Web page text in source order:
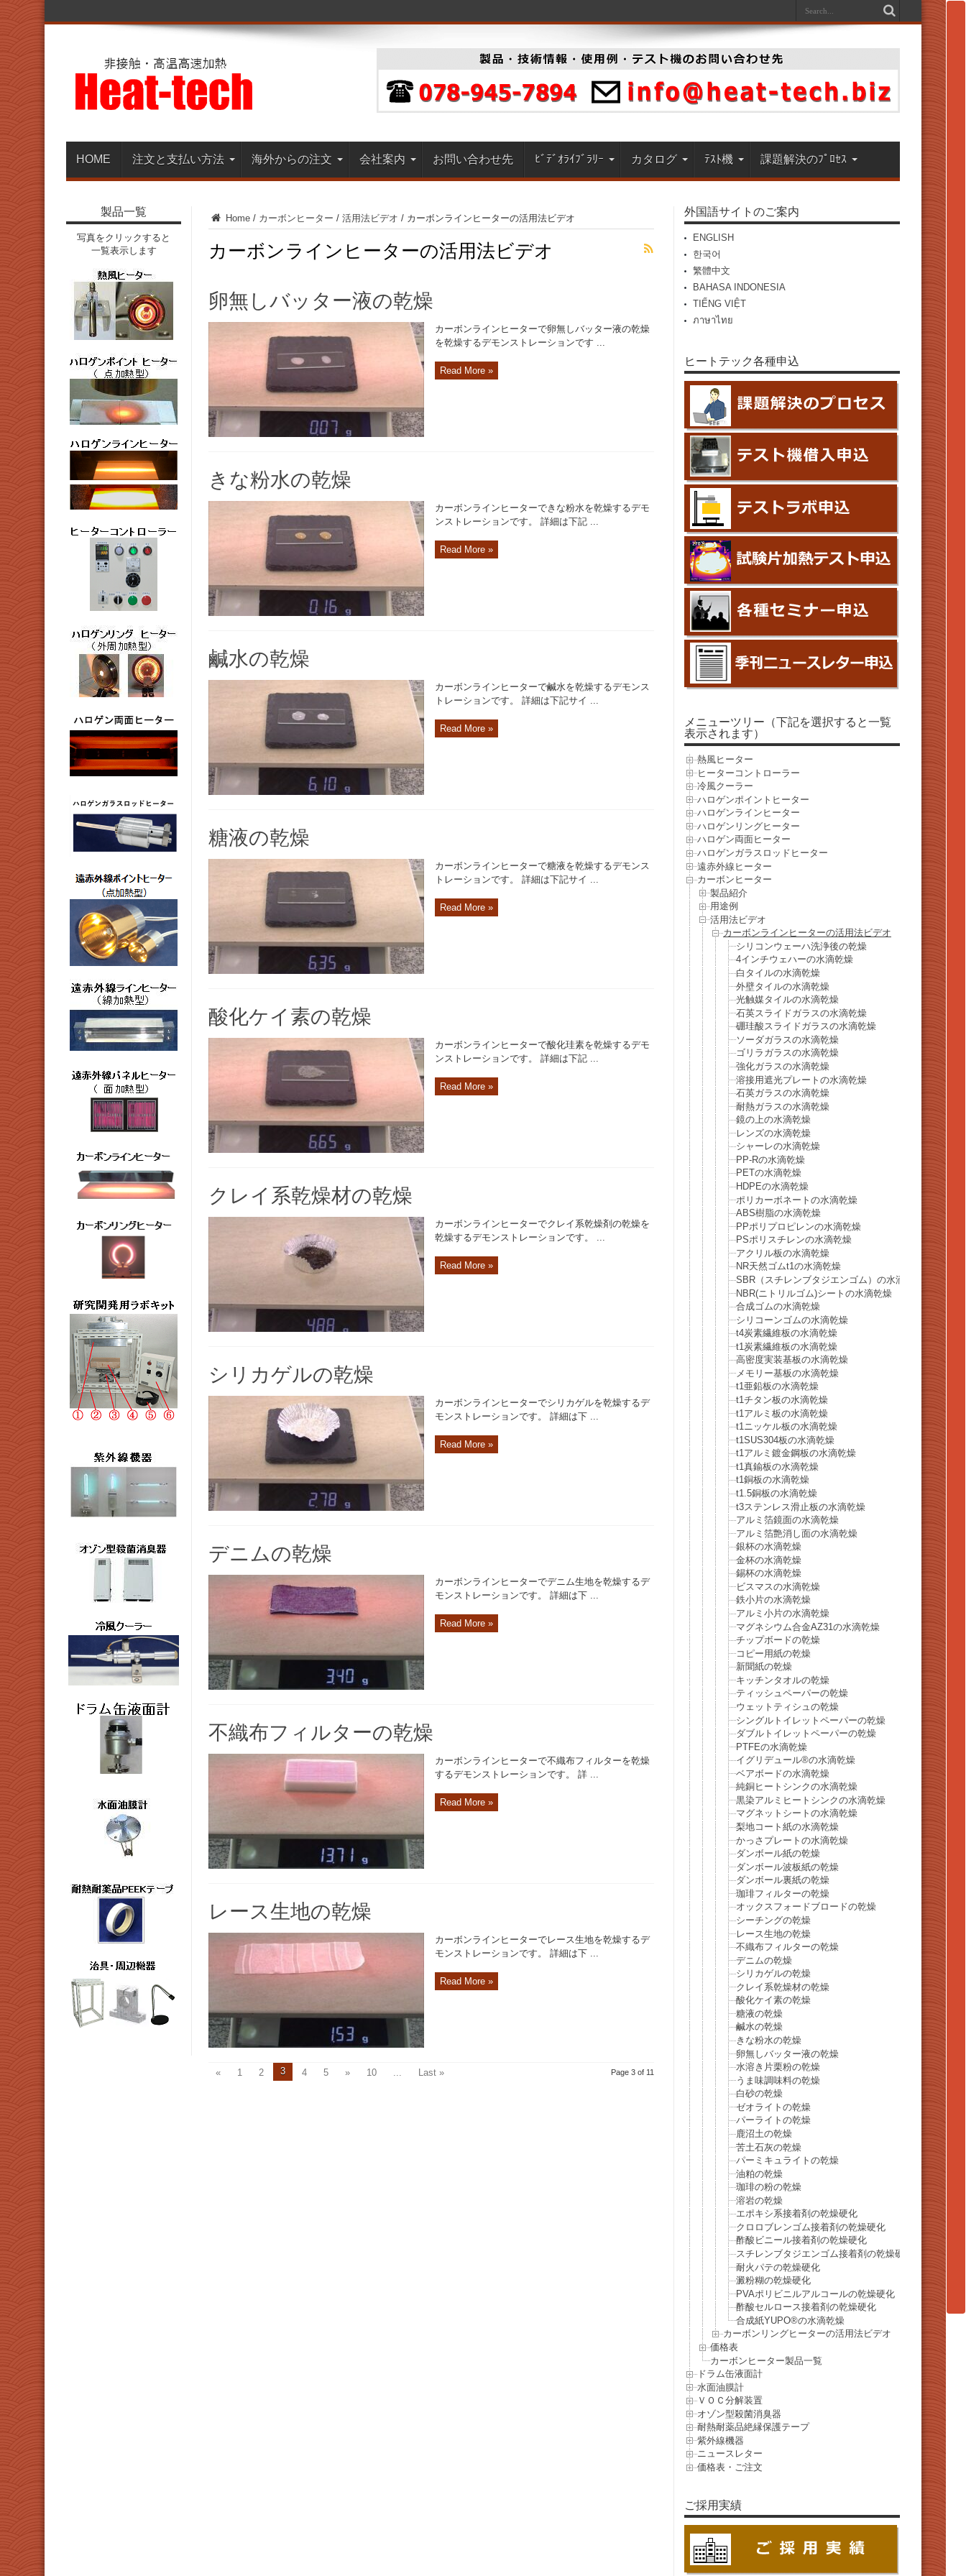
HOME 注文と支払い方法 海外からの注文 会社案内 お問い合わせ先 ﾋﾞﾃﾞｵﾗｲﾌﾞﾗﾘｰ カタログ ﾃｽﾄ機 課題解決のﾌﾟﾛｾｽ
Home / カーボンヒーター / 活用法ビデオ / カーボンラインヒーターの活用法ビデオ
カーボンラインヒーターの活用法ビデオ
卵無しバッター液の乾燥
カーボンラインヒーターで卵無しバッター液の乾燥
を乾燥するデモンストレーションです ...
Read More »
きな粉水の乾燥
カーボンラインヒーターできな粉水を乾燥するデモ
ンストレーションです。 詳細は下記 ...
Read More »
鹹水の乾燥
カーボンラインヒーターで鹹水を乾燥するデモンス
トレーションです。 詳細は下記サイ ...
Read More »
糖液の乾燥
カーボンラインヒーターで糖液を乾燥するデモンス
トレーションです。 詳細は下記サイ ...
Read More »
酸化ケイ素の乾燥
カーボンラインヒーターで酸化珪素を乾燥するデモ
ンストレーションです。 詳細は下記 ...
Read More »
クレイ系乾燥材の乾燥
カーボンラインヒーターでクレイ系乾燥剤の乾燥を
乾燥するデモンストレーションです。 ...
Read More »
シリカゲルの乾燥
カーボンラインヒーターでシリカゲルを乾燥するデ
モンストレーションです。 詳細は下 ...
Read More »
デニムの乾燥
カーボンラインヒーターでデニム生地を乾燥するデ
モンストレーションです。 詳細は下 ...
Read More »
不織布フィルターの乾燥
カーボンラインヒーターで不織布フィルターを乾燥
するデモンストレーションです。 詳 ...
Read More »
レース生地の乾燥
カーボンラインヒーターでレース生地を乾燥するデ
モンストレーションです。 詳細は下 ...
Read More »
Page 3 of 11
« 1 2 3 4 5 » 10 ... Last »
製品一覧
写真をクリックすると
一覧表示します
外国語サイトのご案内
ENGLISH
한국어
繁體中文
BAHASA INDONESIA
TIẾNG VIỆT
ภาษาไทย
ヒートテック各種申込
メニューツリー（下記を選択すると一覧
表示されます）
熱風ヒーター
ヒーターコントローラー
冷風クーラー
ハロゲンポイントヒーター
ハロゲンラインヒーター
ハロゲンリングヒーター
ハロゲン両面ヒーター
ハロゲンガラスロッドヒーター
遠赤外線ヒーター
カーボンヒーター
製品紹介
用途例
活用法ビデオ
カーボンラインヒーターの活用法ビデオ
シリコンウェーハ洗浄後の乾燥
4インチウェハーの水滴乾燥
白タイルの水滴乾燥
外壁タイルの水滴乾燥
光触媒タイルの水滴乾燥
石英スライドガラスの水滴乾燥
硼珪酸スライドガラスの水滴乾燥
ソーダガラスの水滴乾燥
ゴリラガラスの水滴乾燥
強化ガラスの水滴乾燥
溶接用遮光プレートの水滴乾燥
石英ガラスの水滴乾燥
耐熱ガラスの水滴乾燥
鏡の上の水滴乾燥
レンズの水滴乾燥
シャーレの水滴乾燥
PP-Rの水滴乾燥
PETの水滴乾燥
HDPEの水滴乾燥
ポリカーボネートの水滴乾燥
ABS樹脂の水滴乾燥
PPポリプロピレンの水滴乾燥
PSポリスチレンの水滴乾燥
アクリル板の水滴乾燥
NR天然ゴムt1の水滴乾燥
SBR（スチレンブタジエンゴム）の水滴乾燥
NBR(ニトリルゴム)シートの水滴乾燥
合成ゴムの水滴乾燥
シリコーンゴムの水滴乾燥
t4炭素繊維板の水滴乾燥
t1炭素繊維板の水滴乾燥
高密度実装基板の水滴乾燥
メモリー基板の水滴乾燥
t1亜鉛板の水滴乾燥
t1チタン板の水滴乾燥
t1アルミ板の水滴乾燥
t1ニッケル板の水滴乾燥
t1SUS304板の水滴乾燥
t1アルミ鍍金鋼板の水滴乾燥
t1真鍮板の水滴乾燥
t1銅板の水滴乾燥
t1.5銅板の水滴乾燥
t3ステンレス滑止板の水滴乾燥
アルミ箔鏡面の水滴乾燥
アルミ箔艶消し面の水滴乾燥
銀杯の水滴乾燥
金杯の水滴乾燥
錫杯の水滴乾燥
ビスマスの水滴乾燥
鉄小片の水滴乾燥
アルミ小片の水滴乾燥
マグネシウム合金AZ31の水滴乾燥
チップボードの乾燥
コピー用紙の乾燥
新聞紙の乾燥
キッチンタオルの乾燥
ティッシュペーパーの乾燥
ウェットティシュの乾燥
シングルトイレットペーパーの乾燥
ダブルトイレットペーパーの乾燥
PTFEの水滴乾燥
イグリデュール®の水滴乾燥
ベアボードの水滴乾燥
純銅ヒートシンクの水滴乾燥
黒染アルミヒートシンクの水滴乾燥
マグネットシートの水滴乾燥
梨地コート紙の水滴乾燥
かっさプレートの水滴乾燥
ダンボール紙の乾燥
ダンボール波板紙の乾燥
ダンボール裏紙の乾燥
珈琲フィルターの乾燥
オックスフォードブロードの乾燥
シーチングの乾燥
レース生地の乾燥
不織布フィルターの乾燥
デニムの乾燥
シリカゲルの乾燥
クレイ系乾燥材の乾燥
酸化ケイ素の乾燥
糖液の乾燥
鹹水の乾燥
きな粉水の乾燥
卵無しバッター液の乾燥
水溶き片栗粉の乾燥
うま味調味料の乾燥
白砂の乾燥
ゼオライトの乾燥
パーライトの乾燥
鹿沼土の乾燥
苦土石灰の乾燥
パーミキュライトの乾燥
油粕の乾燥
珈琲の粉の乾燥
溶岩の乾燥
エポキシ系接着剤の乾燥硬化
クロロブレンゴム接着剤の乾燥硬化
酢酸ビニール接着剤の乾燥硬化
スチレンブタジエンゴム接着剤の乾燥硬化
耐火パテの乾燥硬化
澱粉糊の乾燥硬化
PVAポリビニルアルコールの乾燥硬化
酢酸セルロース接着剤の乾燥硬化
合成紙YUPO®の水滴乾燥
カーボンリングヒーターの活用法ビデオ
価格表
カーボンヒーター製品一覧
ドラム缶液面計
水面油膜計
ＶＯＣ分解装置
オゾン型殺菌消臭器
耐熱耐薬品絶縁保護テープ
紫外線機器
ニュースレター
価格表・ご注文
ご採用実績